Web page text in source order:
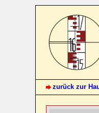
zurück zur